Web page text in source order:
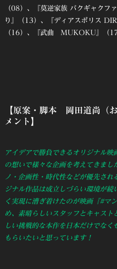
（08）、『莫逆家族 バクギャクフ
り』（13）、『ディアスポリス
（16）、『武曲 MUKOKU』（
【原案・脚本 岡田道尚（
メント】
アイデアで勝負できるオリジナル
の想いで様々な企画を考えてきまし
ノ・企画性・時代性などが優先され
ジナル作品は成立しづらい環境が
く実現に漕ぎ着けたのが映画『#マ
め、素晴らしいスタッフとキャスト
しい挑戦的な本作を日本だけでな
もらいたいと思っています！